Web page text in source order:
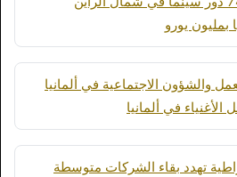
بمليون يورو
والشؤون الاجتماعية في ألمانيا
الأغنياء في ألمانيا
تهدد بقاء الشركات متوسطة